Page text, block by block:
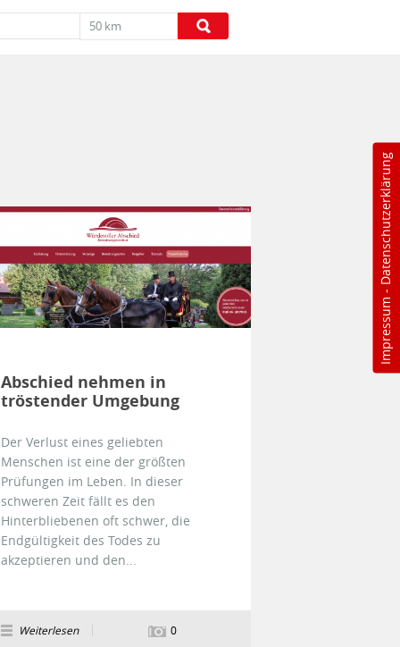
50 km
Impressum
-
Datenschutzerklärung
Abschied nehmen in
tröstender Umgebung
Der Verlust eines geliebten
Menschen ist eine der größten
Prüfungen im Leben. In dieser
schweren Zeit fällt es den
Hinterbliebenen oft schwer, die
Endgültigkeit des Todes zu
akzeptieren und den...
Weiterlesen 0